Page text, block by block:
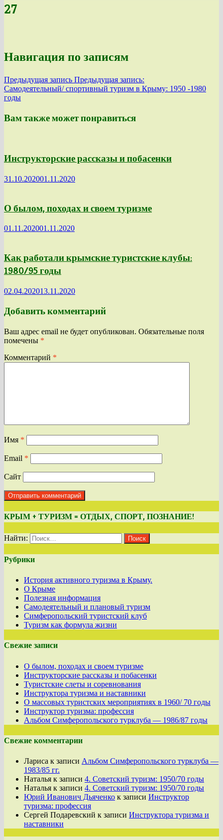
27
Навигация по записям
Предыдущая запись Предыдущая запись:
Самодеятельный/ спортивный туризм в Крыму: 1950 -1980
годы
Вам также может понравиться
Инструкторские рассказы и побасенки
31.10.202001.11.2020
О былом, походах и своем туризме
01.11.202001.11.2020
Как работали крымские туристские клубы:
1980/95 годы
02.04.202013.11.2020
Добавить комментарий
Ваш адрес email не будет опубликован. Обязательные поля
помечены *
Комментарий *
Имя *
Email *
Сайт
КРЫМ + ТУРИЗМ = ОТДЫХ, СПОРТ, ПОЗНАНИЕ!
Найти:
Рубрики
История активного туризма в Крыму.
О Крыме
Полезная информация
Самодеятельный и плановый туризм
Симферопольский туристский клуб
Туризм как формула жизни
Свежие записи
О былом, походах и своем туризме
Инструкторские рассказы и побасенки
Туристские слеты и соревнования
Инструктора туризма и наставники
О массовых туристских мероприятиях в 1960/ 70 годы
Инструктор туризма: профессия
Альбом Симферопольского турклуба — 1986/87 годы
Свежие комментарии
Лариса к записи Альбом Симферопольского турклуба —
1983/85 гг.
Наталья к записи 4. Советский туризм: 1950/70 годы
Наталья к записи 4. Советский туризм: 1950/70 годы
Юрий Иванович Дьяченко к записи Инструктор
туризма: профессия
Сергей Подаревский к записи Инструктора туризма и
наставники